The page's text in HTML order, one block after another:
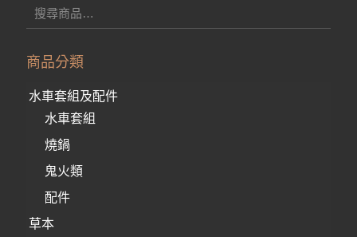
商品分類
水車套組及配件
水車套組
燒鍋
鬼火類
配件
草本